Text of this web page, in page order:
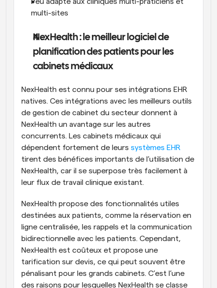
Peu adapté aux cliniques multi-praticiens et
multi-sites
NexHealth : le meilleur logiciel de
planification des patients pour les
cabinets médicaux
NexHealth est connu pour ses intégrations EHR
natives. Ces intégrations avec les meilleurs outils
de gestion de cabinet du secteur donnent à
NexHealth un avantage sur les autres
concurrents. Les cabinets médicaux qui
dépendent fortement de leurs systèmes EHR
tirent des bénéfices importants de l’utilisation de
NexHealth, car il se superpose très facilement à
leur flux de travail clinique existant.
NexHealth propose des fonctionnalités utiles
destinées aux patients, comme la réservation en
ligne centralisée, les rappels et la communication
bidirectionnelle avec les patients. Cependant,
NexHealth est coûteux et propose une
tarification sur devis, ce qui peut souvent être
pénalisant pour les grands cabinets. C’est l’une
des raisons pour lesquelles NexHealth se classe